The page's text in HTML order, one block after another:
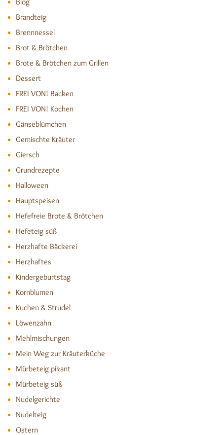
Brandteig
Brennnessel
Brot & Brötchen
Brote & Brötchen zum Grillen
Dessert
FREI VON! Backen
FREI VON! Kochen
Gänseblümchen
Gemischte Kräuter
Giersch
Grundrezepte
Halloween
Hauptspeisen
Hefefreie Brote & Brötchen
Hefeteig süß
Herzhafte Bäckerei
Herzhaftes
Kindergeburtstag
Kornblumen
Kuchen & Strudel
Löwenzahn
Mehlmischungen
Mein Weg zur Kräuterküche
Mürbeteig pikant
Mürbeteig süß
Nudelgerichte
Nudelteig
Ostern